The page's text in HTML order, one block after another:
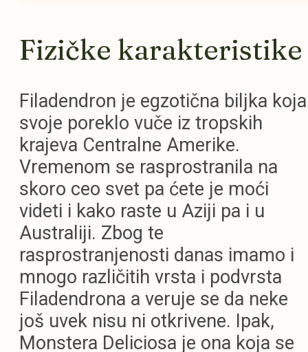
Fizičke karakteristike
Filadendron je egzotična biljka koja
svoje poreklo vuče iz tropskih
krajeva Centralne Amerike.
Vremenom se rasprostranila na
skoro ceo svet pa ćete je moći
videti i kako raste u Aziji pa i u
Australiji. Zbog te
rasprostranjenosti danas imamo i
mnogo različitih vrsta i podvrsta
Filadendrona a veruje se da neke
još uvek nisu ni otkrivene. Ipak,
Monstera Deliciosa je ona koja se